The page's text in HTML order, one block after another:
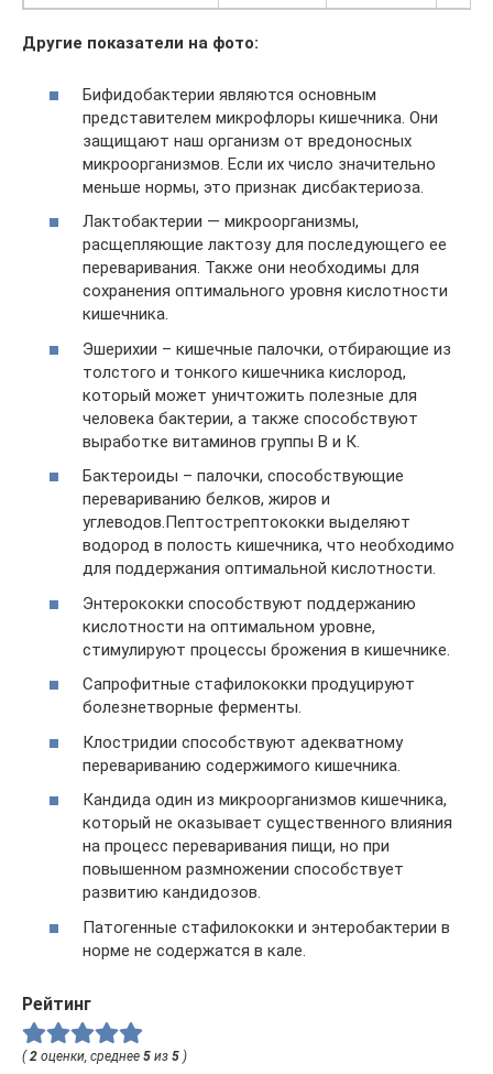
Другие показатели на фото:
Бифидобактерии являются основным
представителем микрофлоры кишечника. Они
защищают наш организм от вредоносных
микроорганизмов. Если их число значительно
меньше нормы, это признак дисбактериоза.
Лактобактерии — микроорганизмы,
расщепляющие лактозу для последующего ее
переваривания. Также они необходимы для
сохранения оптимального уровня кислотности
кишечника.
Эшерихии – кишечные палочки, отбирающие из
толстого и тонкого кишечника кислород,
который может уничтожить полезные для
человека бактерии, а также способствуют
выработке витаминов группы В и К.
Бактероиды – палочки, способствующие
перевариванию белков, жиров и
углеводов.Пептострептококки выделяют
водород в полость кишечника, что необходимо
для поддержания оптимальной кислотности.
Энтерококки способствуют поддержанию
кислотности на оптимальном уровне,
стимулируют процессы брожения в кишечнике.
Сапрофитные стафилококки продуцируют
болезнетворные ферменты.
Клостридии способствуют адекватному
перевариванию содержимого кишечника.
Кандида один из микроорганизмов кишечника,
который не оказывает существенного влияния
на процесс переваривания пищи, но при
повышенном размножении способствует
развитию кандидозов.
Патогенные стафилококки и энтеробактерии в
норме не содержатся в кале.
Рейтинг
(2 оценки, среднее 5 из 5 )